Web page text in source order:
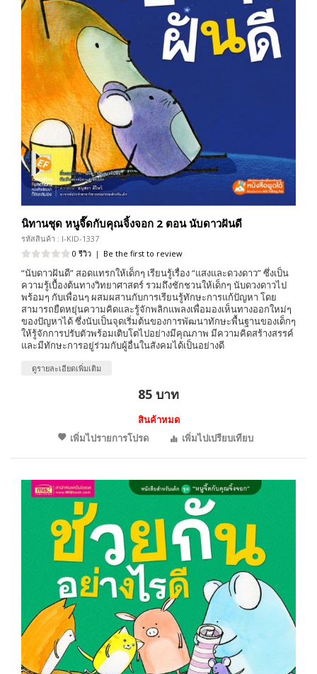
นิทานชุด หนูจี๊ดกับคุณจิ้งจอก 2 ตอน นับดาวฝันดี
รหัสสินค้า : I-KID-1337
0 รีวิว | Be the first to review
“นับดาวฝันดี” สอดแทรกให้เด็กๆ เรียนรู้เรื่อง “แสงและดวงดาว” ซึ่งเป็น
ความรู้เบื้องต้นทางวิทยาศาสตร์ รวมถึงชักชวนให้เด็กๆ นับดวงดาวไป
พร้อมๆ กับเพื่อนๆ ผสมผสานกับการเรียนรู้ทักษะการแก้ปัญหา โดย
สามารถยืดหยุ่นความคิดและรู้จักพลิกแพลงเพื่อมองเห็นทางออกใหม่ๆ
ของปัญหาได้ ซึ่งนับเป็นจุดเริ่มต้นของการพัฒนาทักษะพื้นฐานของเด็กๆ
ให้รู้จักการปรับตัวพร้อมเติบโตไปอย่างมีคุณภาพ มีความคิดสร้างสรรค์
และมีทักษะการอยู่ร่วมกับผู้อื่นในสังคมได้เป็นอย่างดี
ดูรายละเอียดเพิ่มเติม
85 บาท
สินค้าหมด
เพิ่มไปรายการโปรด
เพิ่มไปเปรียบเทียบ